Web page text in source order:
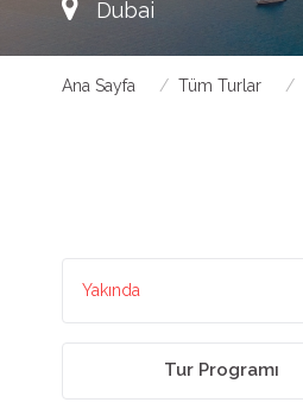
Dubai
Ana Sayfa Tüm Turlar
Yakında
Tur Programı